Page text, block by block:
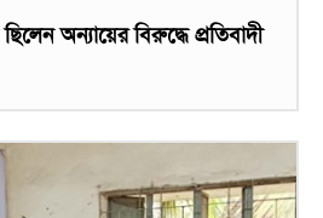
অন্যায়ের বিরুদ্ধে প্রতিবাদী